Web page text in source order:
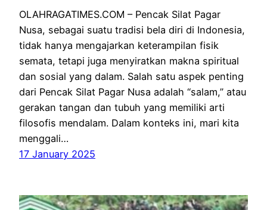
OLAHRAGATIMES.COM – Pencak Silat Pagar
Nusa, sebagai suatu tradisi bela diri di Indonesia,
tidak hanya mengajarkan keterampilan fisik
semata, tetapi juga menyiratkan makna spiritual
dan sosial yang dalam. Salah satu aspek penting
dari Pencak Silat Pagar Nusa adalah “salam,” atau
gerakan tangan dan tubuh yang memiliki arti
filosofis mendalam. Dalam konteks ini, mari kita
menggali…
17 January 2025